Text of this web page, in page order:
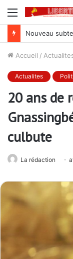
Menu
Accueil /
Actualites
20 ans de
culbute
La rédaction